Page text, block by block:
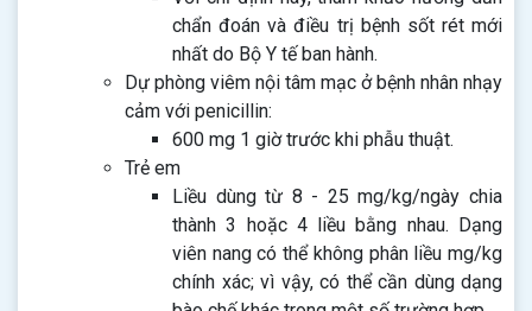
chẩn đoán và điều trị bệnh sốt rét mới
nhất do Bộ Y tế ban hành.
Dự phòng viêm nội tâm mạc ở bệnh nhân nhạy
cảm với penicillin:
600 mg 1 giờ trước khi phẫu thuật.
Trẻ em
Liều dùng từ 8 - 25 mg/kg/ngày chia
thành 3 hoặc 4 liều bằng nhau. Dạng
viên nang có thể không phân liều mg/kg
chính xác; vì vậy, có thể cần dùng dạng